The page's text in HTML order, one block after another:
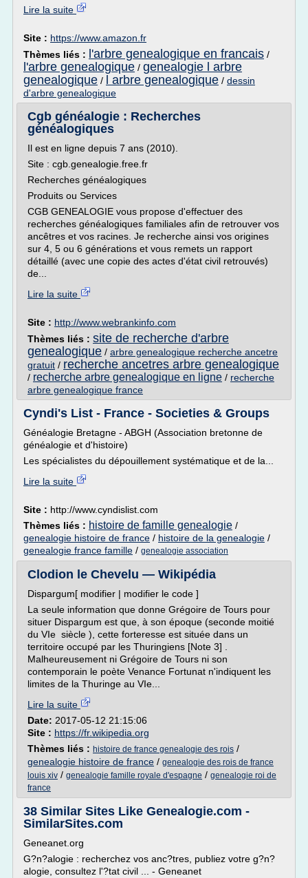
Lire la suite
Site : https://www.amazon.fr
Thèmes liés :
l'arbre genealogique en francais /
l'arbre genealogique / genealogie l arbre
genealogique / l arbre genealogique / dessin
d'arbre genealogique
Cgb généalogie : Recherches
généalogiques
Il est en ligne depuis 7 ans (2010).
Site : cgb.genealogie.free.fr
Recherches généalogiques
Produits ou Services
CGB GENEALOGIE vous propose d'effectuer des
recherches généalogiques familiales afin de retrouver vos
ancêtres et vos racines. Je recherche ainsi vos origines
sur 4, 5 ou 6 générations et vous remets un rapport
détaillé (avec une copie des actes d'état civil retrouvés)
de...
Lire la suite
Site : http://www.webrankinfo.com
Thèmes liés : site de recherche d'arbre
genealogique / arbre genealogique recherche ancetre
gratuit / recherche ancetres arbre genealogique
/ recherche arbre genealogique en ligne / recherche
arbre genealogique france
Cyndi's List - France - Societies & Groups
Généalogie Bretagne - ABGH (Association bretonne de
généalogie et d'histoire)
Les spécialistes du dépouillement systématique et de la...
Lire la suite
Site : http://www.cyndislist.com
Thèmes liés : histoire de famille genealogie /
genealogie histoire de france / histoire de la genealogie /
genealogie france famille / genealogie association
Clodion le Chevelu — Wikipédia
Dispargum[ modifier | modifier le code ]
La seule information que donne Grégoire de Tours pour
situer Dispargum est que, à son époque (seconde moitié
du VIe siècle ), cette forteresse est située dans un
territoire occupé par les Thuringiens [Note 3] .
Malheureusement ni Grégoire de Tours ni son
contemporain le poète Venance Fortunat n'indiquent les
limites de la Thuringe au VIe...
Lire la suite
Date: 2017-05-12 21:15:06
Site : https://fr.wikipedia.org
Thèmes liés : histoire de france genealogie des rois /
genealogie histoire de france / genealogie des rois de france
louis xiv / genealogie famille royale d'espagne / genealogie roi de
france
38 Similar Sites Like Genealogie.com -
SimilarSites.com
Geneanet.org
G?n?alogie : recherchez vos anc?tres, publiez votre g?n?
alogie, consultez l'?tat civil ... - Geneanet